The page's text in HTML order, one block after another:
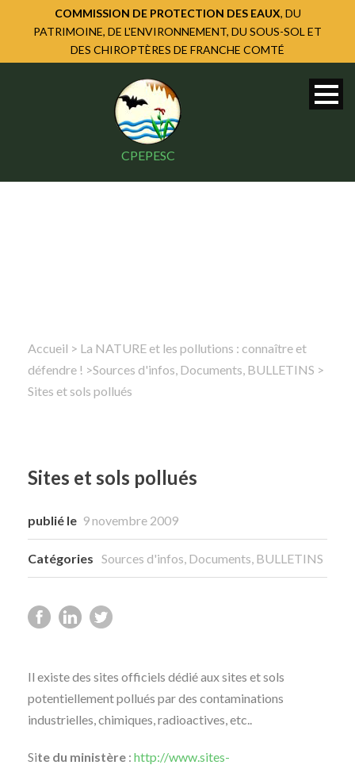
COMMISSION DE PROTECTION DES EAUX, DU
PATRIMOINE, DE L'ENVIRONNEMENT, DU SOUS-SOL ET
DES CHIROPTÈRES DE FRANCHE COMTÉ
CPEPESC
Rechercher
Accueil > La NATURE et les pollutions : connaître et
défendre ! >Sources d'infos, Documents, BULLETINS >
Sites et sols pollués
Sites et sols pollués
publié le 9 novembre 2009
Catégories Sources d'infos, Documents, BULLETINS
Il existe des sites officiels dédié aux sites et sols
potentiellement pollués par des contaminations
industrielles, chimiques, radioactives, etc..
Site du ministère : http://www.sites-